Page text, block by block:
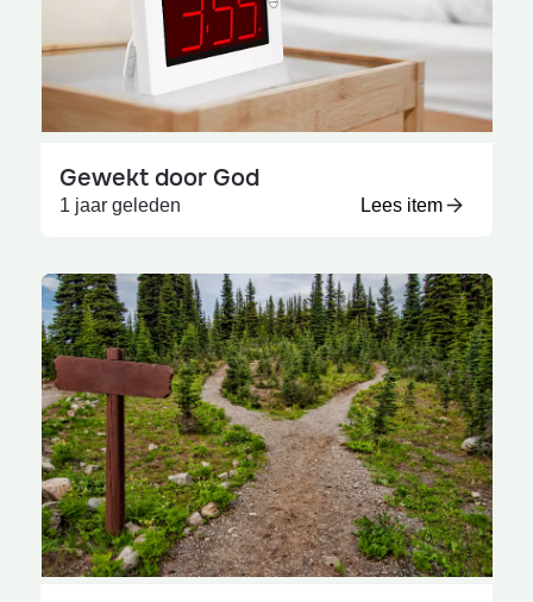
Gewekt door God
1 jaar geleden Lees item